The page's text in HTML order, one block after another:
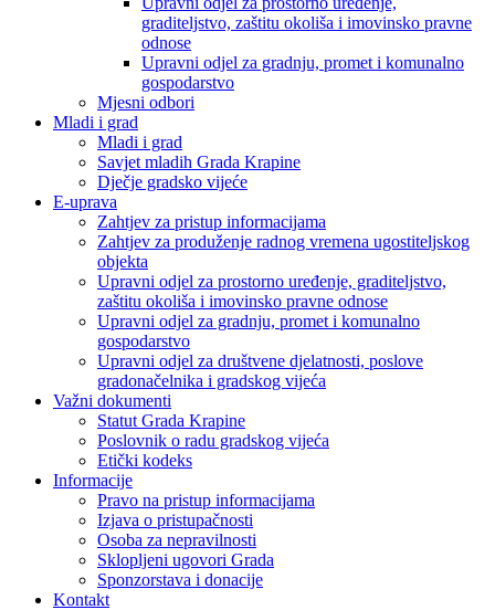
graditeljstvo, zaštitu okoliša i imovinsko pravne
odnose
Upravni odjel za gradnju, promet i komunalno
gospodarstvo
Mjesni odbori
Mladi i grad
Mladi i grad
Savjet mladih Grada Krapine
Dječje gradsko vijeće
E-uprava
Zahtjev za pristup informacijama
Zahtjev za produženje radnog vremena ugostiteljskog
objekta
Upravni odjel za prostorno uređenje, graditeljstvo,
zaštitu okoliša i imovinsko pravne odnose
Upravni odjel za gradnju, promet i komunalno
gospodarstvo
Upravni odjel za društvene djelatnosti, poslove
gradonačelnika i gradskog vijeća
Važni dokumenti
Statut Grada Krapine
Poslovnik o radu gradskog vijeća
Etički kodeks
Informacije
Pravo na pristup informacijama
Izjava o pristupačnosti
Osoba za nepravilnosti
Sklopljeni ugovori Grada
Sponzorstava i donacije
Kontakt